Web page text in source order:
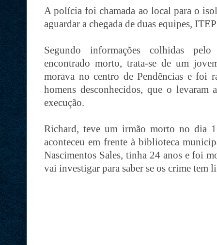
A polícia foi chamada ao local para o
aguardar a chegada de duas equipes,
Segundo informações colhidas
encontrado morto, trata-se de um
morava no centro de Pendências e foi
homens desconhecidos, que o levaram
execução.
Richard, teve um irmão morto no dia
aconteceu em frente à biblioteca
Nascimentos Sales, tinha 24 anos e foi
vai investigar para saber se os crime tem